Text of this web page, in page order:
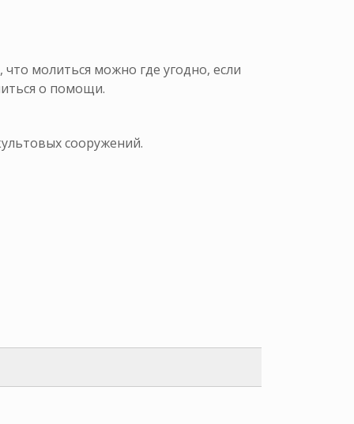
молиться можно где угодно, если
о помощи.
сооружений.